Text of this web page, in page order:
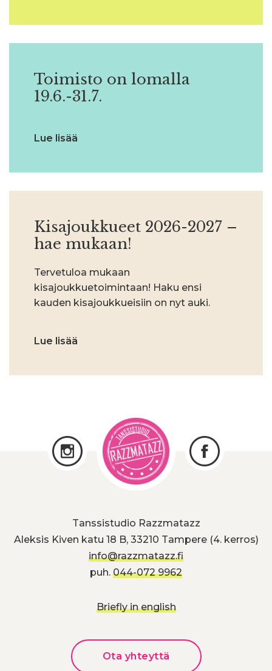
Toimisto on lomalla
19.6.-31.7.
Lue lisää
Kisajoukkueet 2026-2027 –
hae mukaan!
Tervetuloa mukaan
kisajoukkuetoimintaan! Haku ensi
kauden kisajoukkueisiin on nyt auki.
Lue lisää
Tanssistudio Razzmatazz
Aleksis Kiven katu 18 B, 33210 Tampere (4. kerros)
info@razzmatazz.fi
puh. 044-072 9962
Briefly in english
Ota yhteyttä